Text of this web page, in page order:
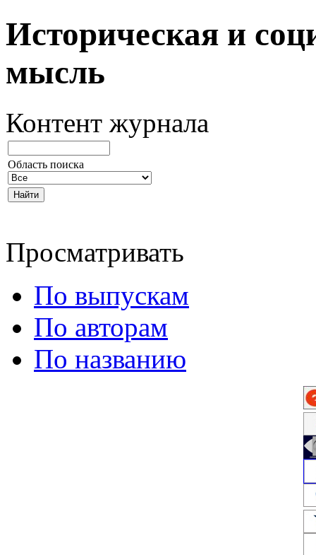
Историческая и
мысль
Контент журнала
Область поиска
Просматривать
По выпускам
По авторам
По названию